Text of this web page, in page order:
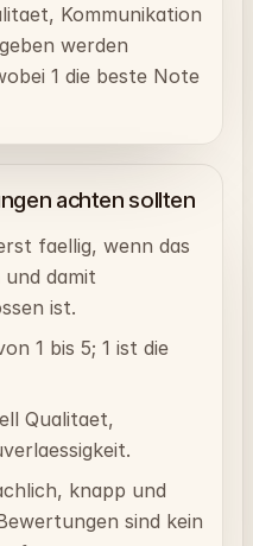
Kommunikation
werden
1 die beste Note
achten sollten
faellig, wenn das
damit
ist.
1 bis 5; 1 ist die
Qualitaet,
knapp und
sind kein